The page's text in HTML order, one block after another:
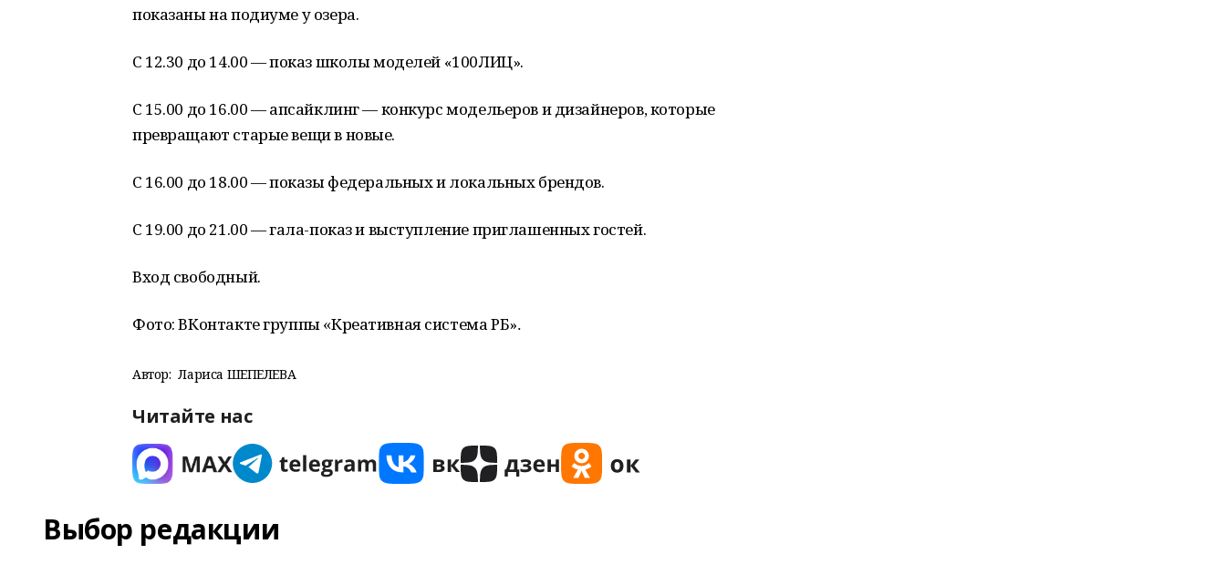
показаны на подиуме у озера.
С 12.30 до 14.00 — показ школы моделей «100ЛИЦ».
С 15.00 до 16.00 — апсайклинг — конкурс модельеров и дизайнеров, которые
превращают старые вещи в новые.
С 16.00 до 18.00 — показы федеральных и локальных брендов.
С 19.00 до 21.00 — гала-показ и выступление приглашенных гостей.
Вход свободный.
Фото: ВКонтакте группы «Креативная система РБ».
Автор: Лариса ШЕПЕЛЕВА
Читайте нас
Выбор редакции